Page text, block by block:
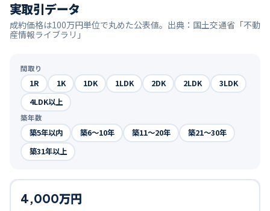
実取引データ
成約価格は100万円単位で丸めた公表値。出典：国土交通省「不動
産情報ライブラリ」
間取り
1R 1K 1DK 1LDK 2DK 2LDK
3LDK
4LDK以上
築年数
築5年以内 築6〜10年 築11〜20年
築21〜30年
築31年以上
4,000万円